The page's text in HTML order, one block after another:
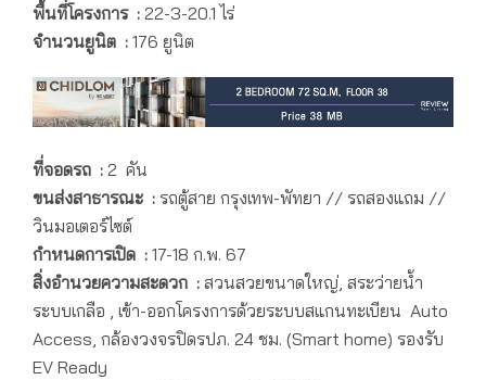
พื้นที่โครงการ : 22-3-20.1 ไร่
จำนวนยูนิต : 176 ยูนิต
ที่จอดรถ : 2 คัน
ขนส่งสาธารณะ : รถตู้สาย กรุงเทพ-พัทยา // รถสองแถม //
วินมอเตอร์ไซต์
กำหนดการเปิด : 17-18 ก.พ. 67
สิ่งอำนวยความสะดวก : สวนสวยขนาดใหญ่, สระว่ายน้ำ
ระบบเกลือ , เข้า-ออกโครงการด้วยระบบสแกนทะเบียน Auto
Access, กล้องวงจรปิดรปภ. 24 ชม. (Smart home) รองรับ
EV Ready